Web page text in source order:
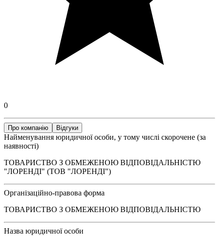
0
Про компанію Відгуки
Найменування юридичної особи, у тому числі скорочене (за
наявності)
ТОВАРИСТВО З ОБМЕЖЕНОЮ ВІДПОВІДАЛЬНІСТЮ
"ЛОРЕНДІ" (ТОВ "ЛОРЕНДІ")
Організаційно-правова форма
ТОВАРИСТВО З ОБМЕЖЕНОЮ ВІДПОВІДАЛЬНІСТЮ
Назва юридичної особи